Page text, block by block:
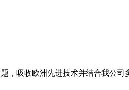
，吸收欧洲先进技术并结合我公